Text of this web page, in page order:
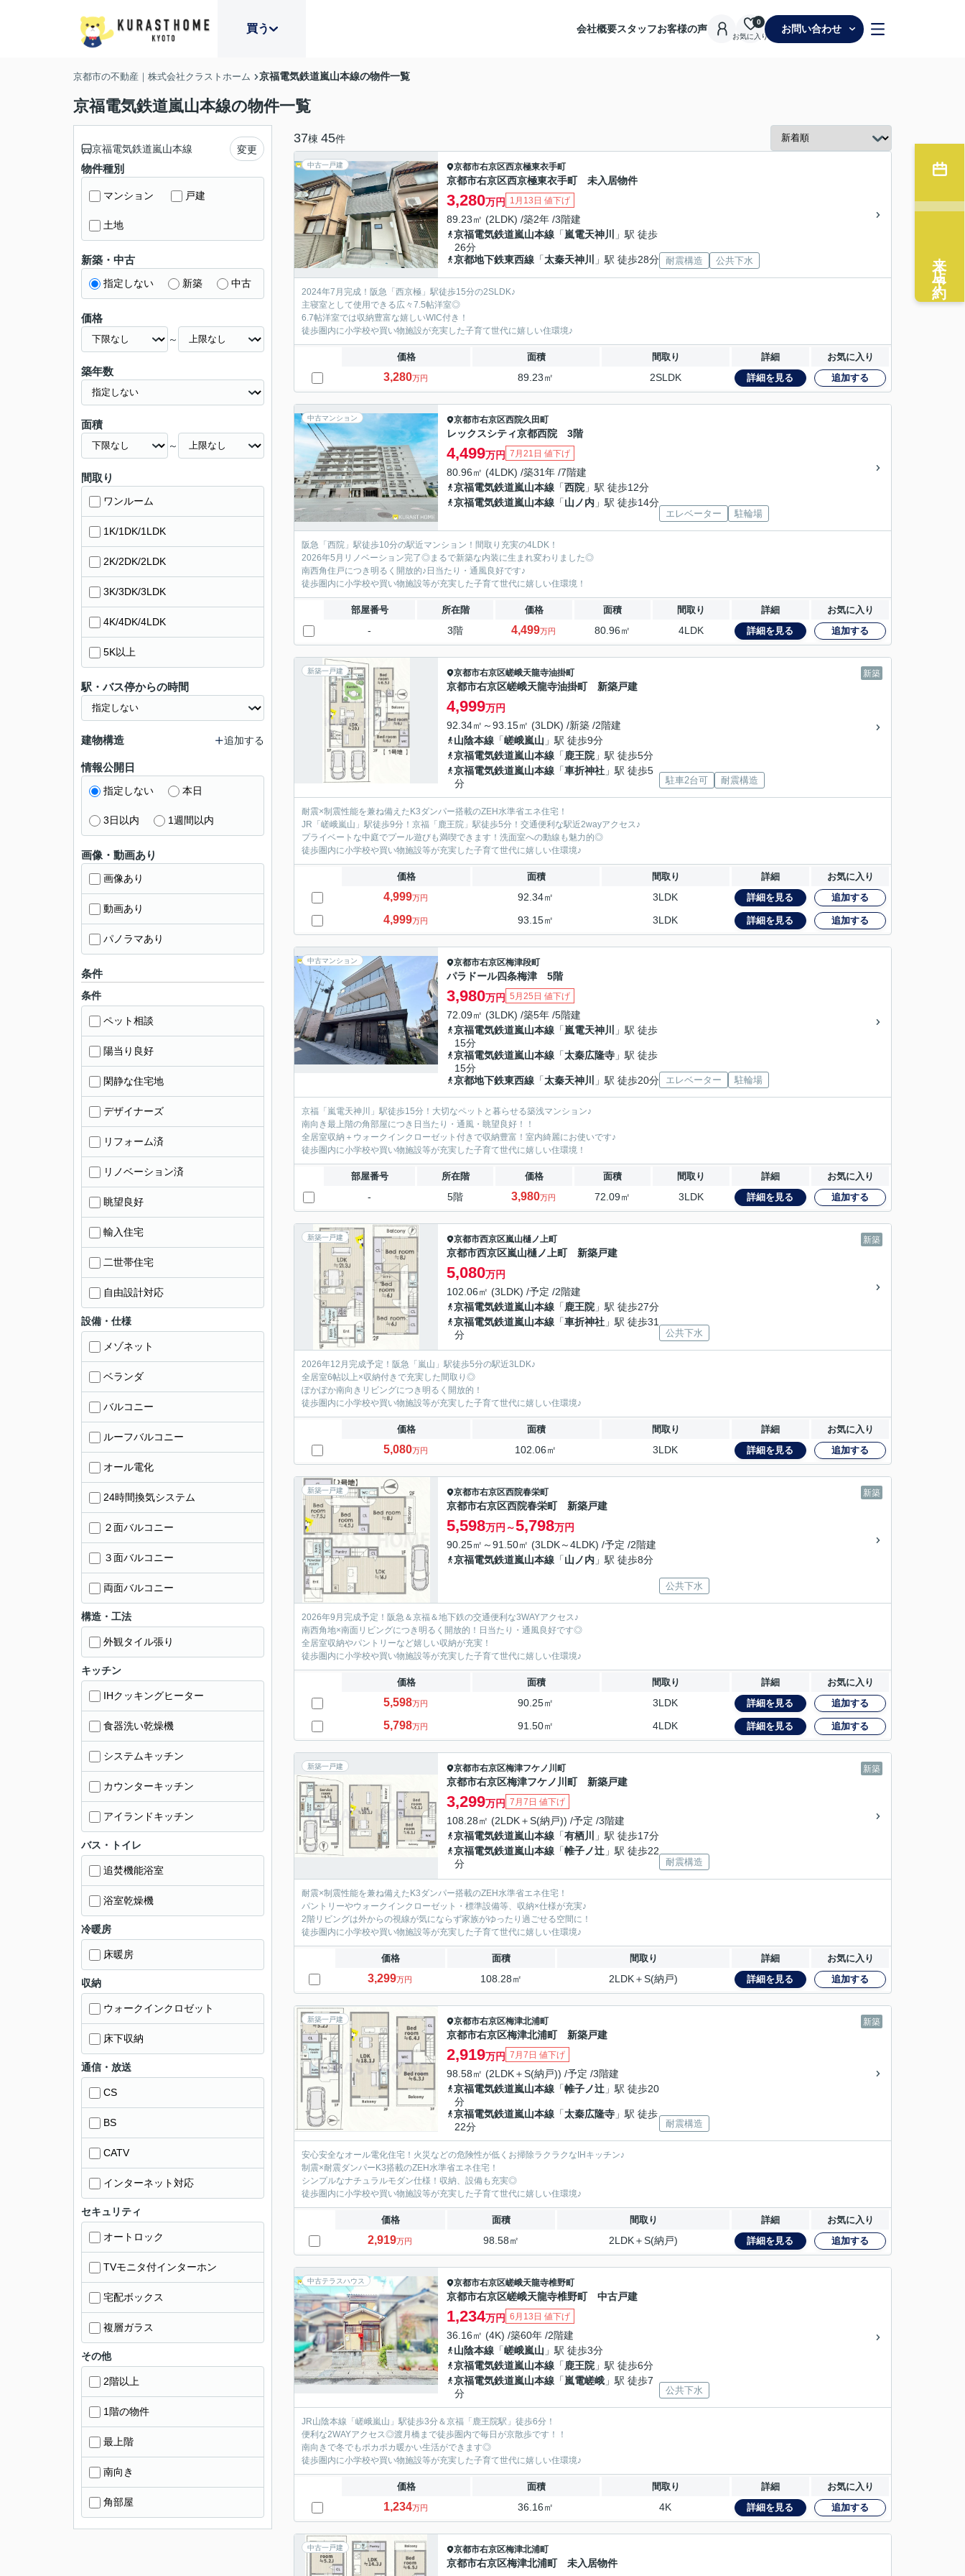
買う 会社概要スタッフお客様の声
お気に入り
0
お問い合わせ
京都市の不動産｜株式会社クラストホーム 京福電気鉄道嵐山本線の物件一覧
京福電気鉄道嵐山本線の物件一覧
37棟 45件
中古一戸建 京都市右京区西京極東衣手町
京都市右京区西京極東衣手町 未入居物件
3,280万円 1月13日 値下げ
89.23㎡ (2LDK) /築2年 /3階建
京福電気鉄道嵐山本線 「嵐電天神川
」駅 徒歩
26分
京都地下鉄東西線 「太秦天神川 」駅 徒歩28分 耐震構造 公共下水
2024年7月完成！阪急「西京極」駅徒歩15分の2SLDK♪
主寝室として使用できる広々7.5帖洋室◎
6.7帖洋室では収納豊富な嬉しいWIC付き！
徒歩圏内に小学校や買い物施設が充実した子育て世代に嬉しい住環境♪
価格 面積 間取り 詳細 お気に入り
3,280万円 89.23㎡ 2SLDK 詳細を見る 追加する
中古マンション 京都市右京区西院久田町
レックスシティ京都西院 3階
4,499万円 7月21日 値下げ
80.96㎡ (4LDK) /築31年 /7階建
京福電気鉄道嵐山本線 「西院 」駅 徒歩12分
京福電気鉄道嵐山本線 「山ノ内 」駅 徒歩14分
エレベーター 駐輪場
阪急「西院」駅徒歩10分の駅近マンション！間取り充実の4LDK！
2026年5月リノベーション完了◎まるで新築な内装に生まれ変わりました◎
南西角住戸につき明るく開放的♪日当たり・通風良好です♪
徒歩圏内に小学校や買い物施設等が充実した子育て世代に嬉しい住環境！
部屋番号 所在階 価格 面積 間取り 詳細 お気に入り
- 3階 4,499万円 80.96㎡ 4LDK 詳細を見る 追加する
新築一戸建 新築
京都市右京区嵯峨天龍寺油掛町
京都市右京区嵯峨天龍寺油掛町 新築戸建
4,999万円
92.34㎡～93.15㎡ (3LDK) /新築 /2階建
山陰本線 「嵯峨嵐山 」駅 徒歩9分
京福電気鉄道嵐山本線 「 鹿王院 」駅 徒歩5分
京福電気鉄道嵐山本線 「車折神社 」駅 徒歩5
分
駐車2台可 耐震構造
耐震×制震性能を兼ね備えたK3ダンパー搭載のZEH水準省エネ住宅！
JR「嵯峨嵐山」駅徒歩9分！京福「鹿王院」駅徒歩5分！交通便利な駅近2wayアクセス♪
プライベートな中庭でプール遊びも満喫できます！洗面室への動線も魅力的◎
徒歩圏内に小学校や買い物施設等が充実した子育て世代に嬉しい住環境♪
価格 面積 間取り 詳細 お気に入り
4,999万円 92.34㎡ 3LDK 詳細を見る 追加する
4,999万円 93.15㎡ 3LDK 詳細を見る 追加する
中古マンション 京都市右京区梅津段町
パラドール四条梅津 5階
3,980万円 5月25日 値下げ
72.09㎡ (3LDK) /築5年 /5階建
京福電気鉄道嵐山本線 「嵐電天神川
」駅 徒歩
15分
京福電気鉄道嵐山本線 「太秦広隆寺 」駅 徒歩
15分
京都地下鉄東西線 「太秦天神川 」駅 徒歩20分 エレベーター 駐輪場
京福「嵐電天神川」駅徒歩15分！大切なペットと暮らせる築浅マンション♪
南向き最上階の角部屋につき日当たり・通風・眺望良好！！
全居室収納＋ウォークインクローゼット付きで収納豊富！室内綺麗にお使いです♪
徒歩圏内に小学校や買い物施設等が充実した子育て世代に嬉しい住環境！
部屋番号 所在階 価格 面積 間取り 詳細 お気に入り
- 5階 3,980万円 72.09㎡ 3LDK 詳細を見る 追加する
新築一戸建 新築
京都市西京区嵐山樋ノ上町
京都市西京区嵐山樋ノ上町 新築戸建
5,080万円
102.06㎡ (3LDK) /予定 /2階建
京福電気鉄道嵐山本線 「 鹿王院 」駅 徒歩27分
京福電気鉄道嵐山本線 「車折神社 」駅 徒歩31
分
公共下水
2026年12月完成予定！阪急「嵐山」駅徒歩5分の駅近3LDK♪
全居室6帖以上×収納付きで充実した間取り◎
ぽかぽか南向きリビングにつき明るく開放的！
徒歩圏内に小学校や買い物施設等が充実した子育て世代に嬉しい住環境♪
価格 面積 間取り 詳細 お気に入り
5,080万円 102.06㎡ 3LDK 詳細を見る 追加する
新築一戸建 新築
京都市右京区西院春栄町
京都市右京区西院春栄町 新築戸建
5,598万円～5,798万円
90.25㎡～91.50㎡ (3LDK～4LDK) /予定 /2階建
京福電気鉄道嵐山本線 「山ノ内 」駅 徒歩8分
公共下水
2026年9月完成予定！阪急＆京福＆地下鉄の交通便利な3WAYアクセス♪
南西角地×南面リビングにつき明るく開放的！日当たり・通風良好です◎
全居室収納やパントリーなど嬉しい収納が充実！
徒歩圏内に小学校や買い物施設等が充実した子育て世代に嬉しい住環境♪
価格 面積 間取り 詳細 お気に入り
5,598万円 90.25㎡ 3LDK 詳細を見る 追加する
5,798万円 91.50㎡ 4LDK 詳細を見る 追加する
新築一戸建 新築
京都市右京区梅津フケノ川町
京都市右京区梅津フケノ川町 新築戸建
3,299万円 7月7日 値下げ
108.28㎡ (2LDK＋S(納戸)) /予定 /3階建
京福電気鉄道嵐山本線 「有栖川
」駅 徒歩17分
京福電気鉄道嵐山本線 「帷子ノ辻 」駅 徒歩22
分
耐震構造
耐震×制震性能を兼ね備えたK3ダンパー搭載のZEH水準省エネ住宅！
パントリーやウォークインクローゼット・標準設備等、収納×仕様が充実♪
2階リビングは外からの視線が気にならず家族がゆったり過ごせる空間に！
徒歩圏内に小学校や買い物施設等が充実した子育て世代に嬉しい住環境♪
価格 面積 間取り 詳細 お気に入り
3,299万円 108.28㎡ 2LDK＋S(納戸) 詳細を見る 追加する
新築一戸建 新築
京都市右京区梅津北浦町
京都市右京区梅津北浦町 新築戸建
2,919万円 7月7日 値下げ
98.58㎡ (2LDK＋S(納戸)) /予定 /3階建
京福電気鉄道嵐山本線 「帷子ノ辻 」駅 徒歩20
分
京福電気鉄道嵐山本線 「太秦広隆寺 」駅 徒歩
22分
耐震構造
安心安全なオール電化住宅！火災などの危険性が低くお掃除ラクラクなIHキッチン♪
制震×耐震ダンパーK3搭載のZEH水準省エネ住宅！
シンプルなナチュラルモダン仕様！収納、設備も充実◎
徒歩圏内に小学校や買い物施設等が充実した子育て世代に嬉しい住環境♪
価格 面積 間取り 詳細 お気に入り
2,919万円 98.58㎡ 2LDK＋S(納戸) 詳細を見る 追加する
中古テラスハウス 京都市右京区嵯峨天龍寺椎野町
京都市右京区嵯峨天龍寺椎野町 中古戸建
1,234万円 6月13日 値下げ
36.16㎡ (4K) /築60年 /2階建
山陰本線 「嵯峨嵐山 」駅 徒歩3分
京福電気鉄道嵐山本線 「 鹿王院 」駅 徒歩6分
京福電気鉄道嵐山本線 「嵐電嵯峨 」駅 徒歩7
分
公共下水
JR山陰本線「嵯峨嵐山」駅徒歩3分＆京福「鹿王院駅」徒歩6分！
便利な2WAYアクセス◎渡月橋まで徒歩圏内で毎日が京散歩です！！
南向きで冬でもポカポカ暖かい生活ができます◎
徒歩圏内に小学校や買い物施設等が充実した子育て世代に嬉しい住環境♪
価格 面積 間取り 詳細 お気に入り
1,234万円 36.16㎡ 4K 詳細を見る 追加する
中古一戸建 京都市右京区梅津北浦町
京都市右京区梅津北浦町 未入居物件
京福電気鉄道嵐山本線 変更
物件種別
マンション 戸建
土地
新築・中古
指定しない 新築 中古
価格
～
築年数
面積
～
間取り
ワンルーム
1K/1DK/1LDK
2K/2DK/2LDK
3K/3DK/3LDK
4K/4DK/4LDK
5K以上
駅・バス停からの時間
建物構造 追加する
情報公開日
指定しない 本日
3日以内 1週間以内
画像・動画あり
画像あり
動画あり
パノラマあり
条件
条件
ペット相談
陽当り良好
閑静な住宅地
デザイナーズ
リフォーム済
リノベーション済
眺望良好
輸入住宅
二世帯住宅
自由設計対応
設備・仕様
メゾネット
ベランダ
バルコニー
ルーフバルコニー
オール電化
24時間換気システム
２面バルコニー
３面バルコニー
両面バルコニー
構造・工法
外観タイル張り
キッチン
IHクッキングヒーター
食器洗い乾燥機
システムキッチン
カウンターキッチン
アイランドキッチン
バス・トイレ
追焚機能浴室
浴室乾燥機
冷暖房
床暖房
収納
ウォークインクロゼット
床下収納
通信・放送
CS
BS
CATV
インターネット対応
セキュリティ
オートロック
TVモニタ付インターホン
宅配ボックス
複層ガラス
その他
2階以上
1階の物件
最上階
南向き
角部屋
来店予約